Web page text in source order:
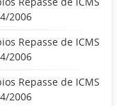
2006
Repasse de ICMS
2006
Repasse de ICMS
2006